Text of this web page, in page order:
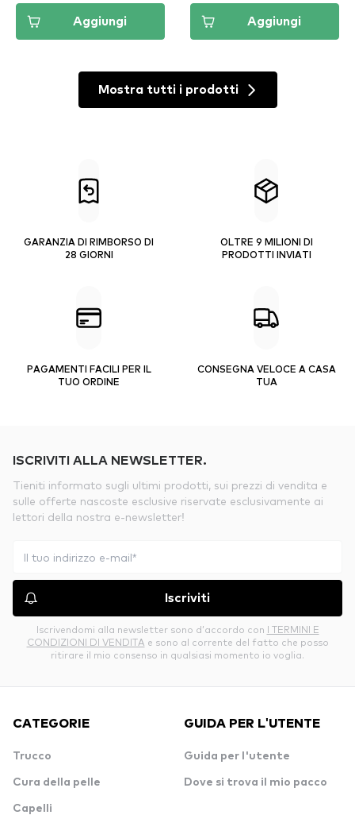
Aggiungi Aggiungi
Mostra tutti i prodotti
GARANZIA DI RIMBORSO DI
28 GIORNI
OLTRE 9 MILIONI DI
PRODOTTI INVIATI
PAGAMENTI FACILI PER IL
TUO ORDINE
CONSEGNA VELOCE A CASA
TUA
ISCRIVITI ALLA NEWSLETTER.
Tieniti informato sugli ultimi prodotti, sui prezzi di vendita e
sulle offerte nascoste esclusive riservate esclusivamente ai
lettori della nostra e-newsletter!
Iscriviti
Iscrivendomi alla newsletter sono d’accordo con I TERMINI E
CONDIZIONI DI VENDITA e sono al corrente del fatto che posso
ritirare il mio consenso in qualsiasi momento io voglia.
CATEGORIE
Trucco
Cura della pelle
Capelli
GUIDA PER L'UTENTE
Guida per l'utente
Dove si trova il mio pacco